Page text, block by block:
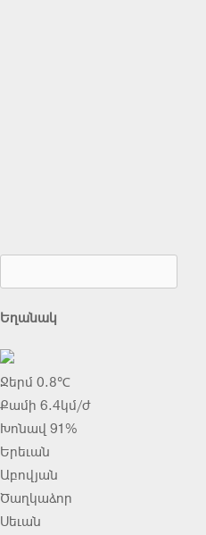
Եղանակ
Ջերմ 0.8℃
Քամի 6.4կմ/ժ
Խոնավ 91%
Երեւան
Աբովյան
Ծաղկաձոր
Սեւան